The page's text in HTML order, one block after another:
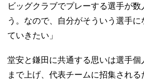
ビッグクラブでプレーする選手が
う。なので、自分がそういう選手
ていきたい」
堂安と鎌田に共通する思いは選手個
まで上げ、代表チームに招集され